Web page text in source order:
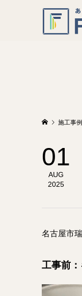
施工事
01
AUG
2025
名古屋市
工事前